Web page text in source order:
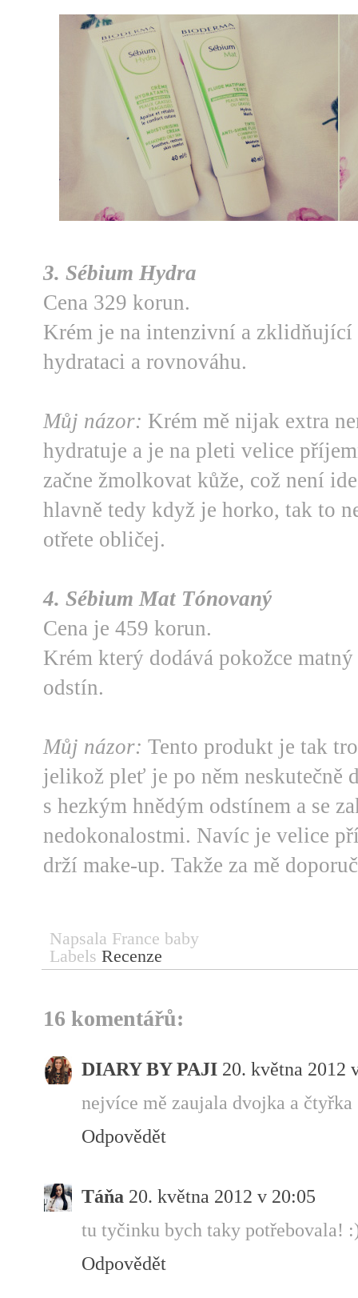
3. Sébium Hydra
Cena 329 korun.
Krém je na intenzivní a zklidňující
hydrataci a rovnováhu.
Můj názor: Krém mě nijak extra
hydratuje a je na pleti velice
začne žmolkovat kůže, což není
hlavně tedy když je horko, tak to
otřete obličej.
4. Sébium Mat Tónovaný
Cena je 459 korun.
Krém který dodává pokožce
odstín.
Můj názor: Tento produkt je tak
jelikož pleť je po něm neskutečně
s hezkým hnědým odstínem a se
nedokonalostmi. Navíc je velice
drží make-up. Takže za mě
Napsala France baby
Labels Recenze
16 komentářů:
DIARY BY PAJI 20. května 2012
nejvíce mě zaujala dvojka a čtyřka
Odpovědět
Táňa 20. května 2012 v 20:05
tu tyčinku bych taky potřebovala!
Odpovědět